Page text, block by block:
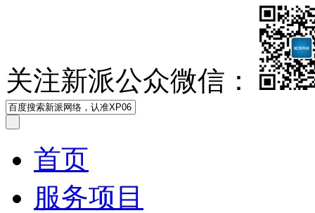
关注新派公众微信：
首页
服务项目